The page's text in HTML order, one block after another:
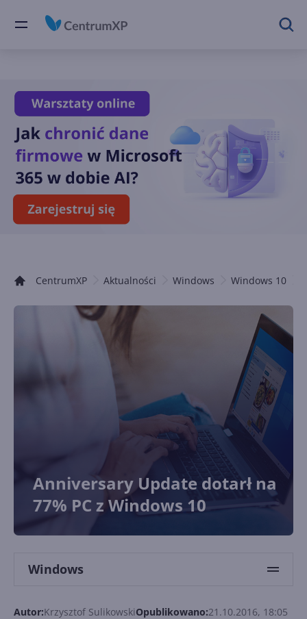
CentrumXP Aktualności Windows Windows 10
Anniversary Update dotarł na
77% PC z Windows 10
Windows
Autor:Krzysztof SulikowskiOpublikowano:21.10.2016, 18:05